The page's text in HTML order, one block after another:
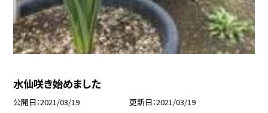
水仙咲き始めました
公開日 2021/03/19 更新日 2021/03/19